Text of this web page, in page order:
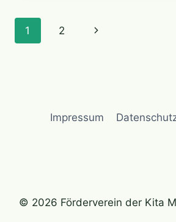
Seitennavigation
1 2
Nächste
Impressum
© 2026 Förderverein der Kita